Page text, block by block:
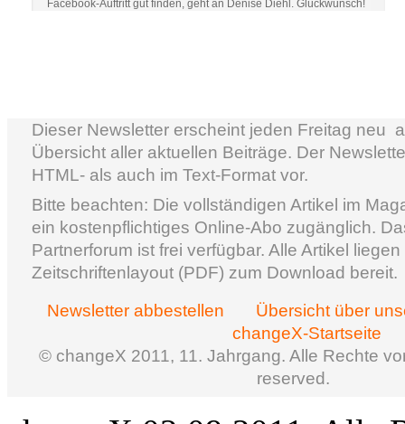
Facebook-Auftritt gut finden, geht an Denise Diehl. Glückwunsch!
Dieser Newsletter erscheint jeden Freitag neu
Übersicht aller aktuellen Beiträge. Der
HTML- als auch im Text-Format vor.
Bitte beachten: Die vollständigen Artikel im
ein kostenpflichtiges Online-Abo zugänglich.
Partnerforum ist frei verfügbar. Alle Artikel
Zeitschriftenlayout (PDF) zum Download bereit.
Newsletter abbestellen
Übersicht über
changeX-Startseite
© changeX 2011, 11. Jahrgang. Alle Rechte
reserved.